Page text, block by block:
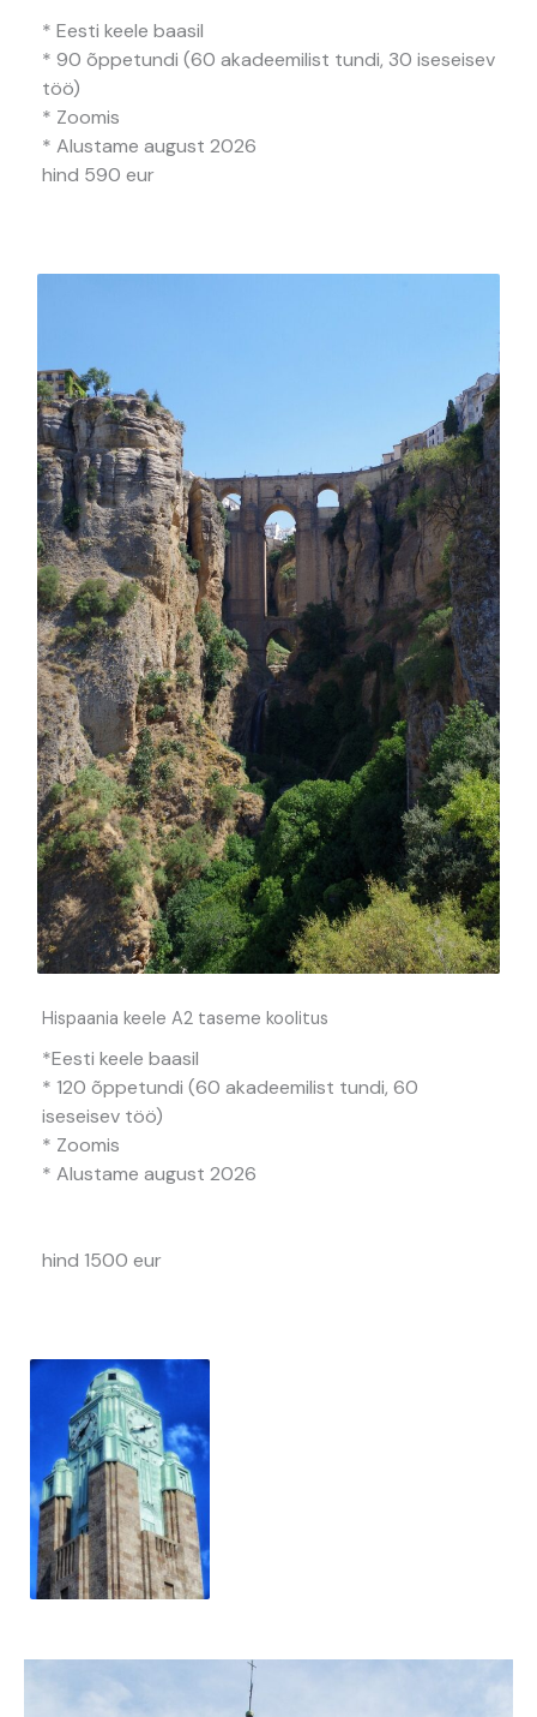
* Eesti keele baasil
* 90 õppetundi (60 akadeemilist tundi, 30 iseseisev
töö)
* Zoomis
* Alustame august 2026
hind 590 eur
Hispaania keele A2 taseme koolitus
*Eesti keele baasil
* 120 õppetundi (60 akadeemilist tundi, 60
iseseisev töö)
* Zoomis
* Alustame august 2026
hind 1500 eur